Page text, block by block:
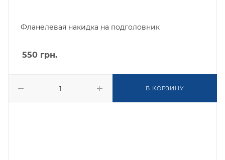
Фланелевая накидка на подголовник
550 грн.
В КОРЗИНУ